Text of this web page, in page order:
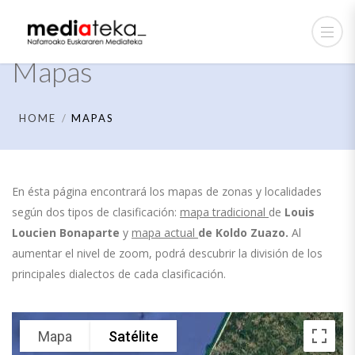
Mapas
HOME MAPAS
En ésta página encontrará los mapas de zonas y localidades
según dos tipos de clasificación: mapa tradicional de Louis
Loucien Bonaparte y mapa actual de Koldo Zuazo. Al
aumentar el nivel de zoom, podrá descubrir la división de los
principales dialectos de cada clasificación.
Mapa Satélite